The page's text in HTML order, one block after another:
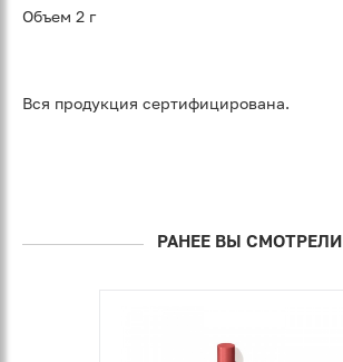
Объем 2 г
Вся продукция сертифицирована.
РАНЕЕ ВЫ СМОТРЕЛИ